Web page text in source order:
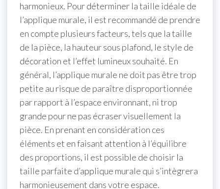
harmonieux. Pour déterminer la taille idéale de
l’applique murale, il est recommandé de prendre
en compte plusieurs facteurs, tels que la taille
de la pièce, la hauteur sous plafond, le style de
décoration et l’effet lumineux souhaité. En
général, l’applique murale ne doit pas être trop
petite au risque de paraître disproportionnée
par rapport à l’espace environnant, ni trop
grande pour ne pas écraser visuellement la
pièce. En prenant en considération ces
éléments et en faisant attention à l’équilibre
des proportions, il est possible de choisir la
taille parfaite d’applique murale qui s’intègrera
harmonieusement dans votre espace.